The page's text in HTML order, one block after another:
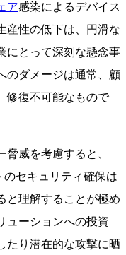
ア感染によるデバイス
産性の低下は、円滑な
にとって深刻な懸念事
のダメージは通常、顧
修復不可能なもので
威を考慮すると、
セキュリティ確保は
と理解することが極め
ューションへの投資
たり潜在的な攻撃に晒